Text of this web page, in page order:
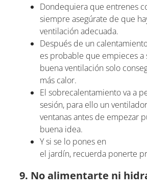
Dondequiera que entrenes
siempre asegúrate de que
ventilación adecuada.
Después de un
es probable que empieces a
buena ventilación solo
más calor.
El sobrecalentamiento va a
sesión, para ello un
ventanas antes de empezar
buena idea.
Y si se lo pones en
el jardín, recuerda ponerte
9. No alimentarte ni